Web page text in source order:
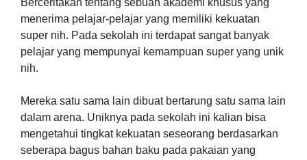
Berceritakan tentang sebuah akademi khusus yang
menerima pelajar-pelajar yang memiliki kekuatan
super nih. Pada sekolah ini terdapat sangat banyak
pelajar yang mempunyai kemampuan super yang unik
nih.
Mereka satu sama lain dibuat bertarung satu sama lain
dalam arena. Uniknya pada sekolah ini kalian bisa
mengetahui tingkat kekuatan seseorang berdasarkan
seberapa bagus bahan baku pada pakaian yang